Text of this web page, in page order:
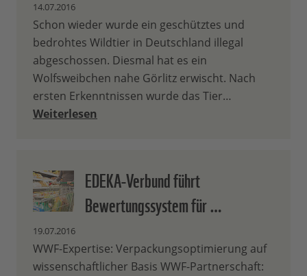
14.07.2016
Schon wieder wurde ein geschütztes und
bedrohtes Wildtier in Deutschland illegal
abgeschossen. Diesmal hat es ein
Wolfsweibchen nahe Görlitz erwischt. Nach
ersten Erkenntnissen wurde das Tier…
Weiterlesen
EDEKA-Verbund führt
Bewertungssystem für …
19.07.2016
WWF-Expertise: Verpackungsoptimierung auf
wissenschaftlicher Basis WWF-Partnerschaft: